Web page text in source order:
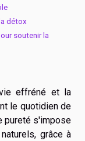
détox
soutenir la
effréné et la
le quotidien de
pureté s'impose
grâce à